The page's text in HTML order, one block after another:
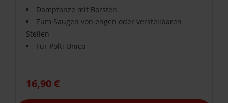
Dampfanze mit Borsten
Zum Saugen von engen oder verstellbaren
Stellen
Für Polti Unico
16,90 €